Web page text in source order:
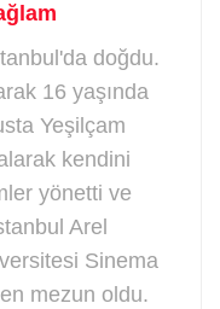
doğdu.
16 yaşında
Yeşilçam
kendini
yönetti ve
Arel
Sinema
mezun oldu.